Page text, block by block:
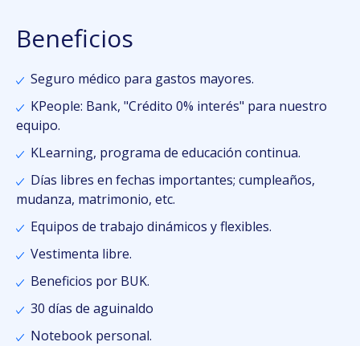
Beneficios
Seguro médico para gastos mayores.
KPeople: Bank, "Crédito 0% interés" para nuestro
equipo.
KLearning, programa de educación continua.
Días libres en fechas importantes; cumpleaños,
mudanza, matrimonio, etc.
Equipos de trabajo dinámicos y flexibles.
Vestimenta libre.
Beneficios por BUK.
30 días de aguinaldo
Notebook personal.